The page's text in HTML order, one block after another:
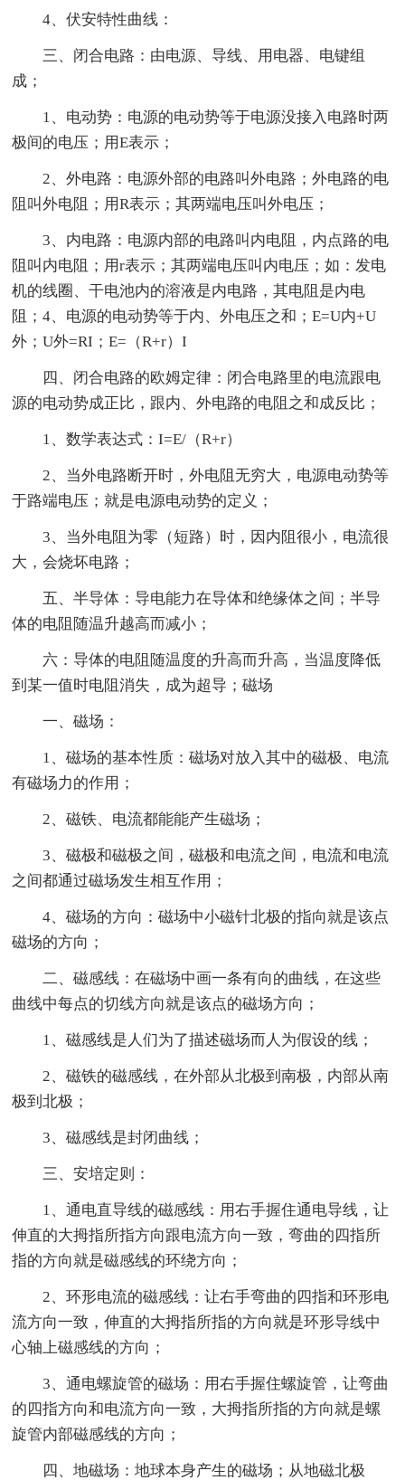
4、伏安特性曲线：
三、闭合电路：由电源、导线、用电器、电键组
成；
1、电动势：电源的电动势等于电源没接入电路时两
极间的电压；用E表示；
2、外电路：电源外部的电路叫外电路；外电路的电
阻叫外电阻；用R表示；其两端电压叫外电压；
3、内电路：电源内部的电路叫内电阻，内点路的电
阻叫内电阻；用r表示；其两端电压叫内电压；如：发电
机的线圈、干电池内的溶液是内电路，其电阻是内电
阻；4、电源的电动势等于内、外电压之和；E=U内+U
外；U外=RI；E=（R+r）I
四、闭合电路的欧姆定律：闭合电路里的电流跟电
源的电动势成正比，跟内、外电路的电阻之和成反比；
1、数学表达式：I=E/（R+r）
2、当外电路断开时，外电阻无穷大，电源电动势等
于路端电压；就是电源电动势的定义；
3、当外电阻为零（短路）时，因内阻很小，电流很
大，会烧坏电路；
五、半导体：导电能力在导体和绝缘体之间；半导
体的电阻随温升越高而减小；
六：导体的电阻随温度的升高而升高，当温度降低
到某一值时电阻消失，成为超导；磁场
一、磁场：
1、磁场的基本性质：磁场对放入其中的磁极、电流
有磁场力的作用；
2、磁铁、电流都能能产生磁场；
3、磁极和磁极之间，磁极和电流之间，电流和电流
之间都通过磁场发生相互作用；
4、磁场的方向：磁场中小磁针北极的指向就是该点
磁场的方向；
二、磁感线：在磁场中画一条有向的曲线，在这些
曲线中每点的切线方向就是该点的磁场方向；
1、磁感线是人们为了描述磁场而人为假设的线；
2、磁铁的磁感线，在外部从北极到南极，内部从南
极到北极；
3、磁感线是封闭曲线；
三、安培定则：
1、通电直导线的磁感线：用右手握住通电导线，让
伸直的大拇指所指方向跟电流方向一致，弯曲的四指所
指的方向就是磁感线的环绕方向；
2、环形电流的磁感线：让右手弯曲的四指和环形电
流方向一致，伸直的大拇指所指的方向就是环形导线中
心轴上磁感线的方向；
3、通电螺旋管的磁场：用右手握住螺旋管，让弯曲
的四指方向和电流方向一致，大拇指所指的方向就是螺
旋管内部磁感线的方向；
四、地磁场：地球本身产生的磁场；从地磁北极